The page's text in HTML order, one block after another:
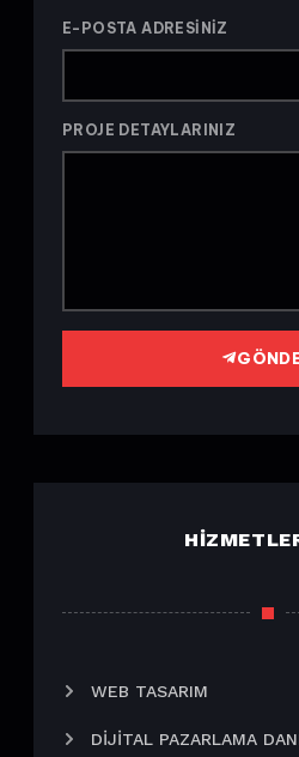
E-POSTA ADRESINIZ
PROJE DETAYLARINIZ
WEB TASARIM
DIJITAL PAZARLAMA